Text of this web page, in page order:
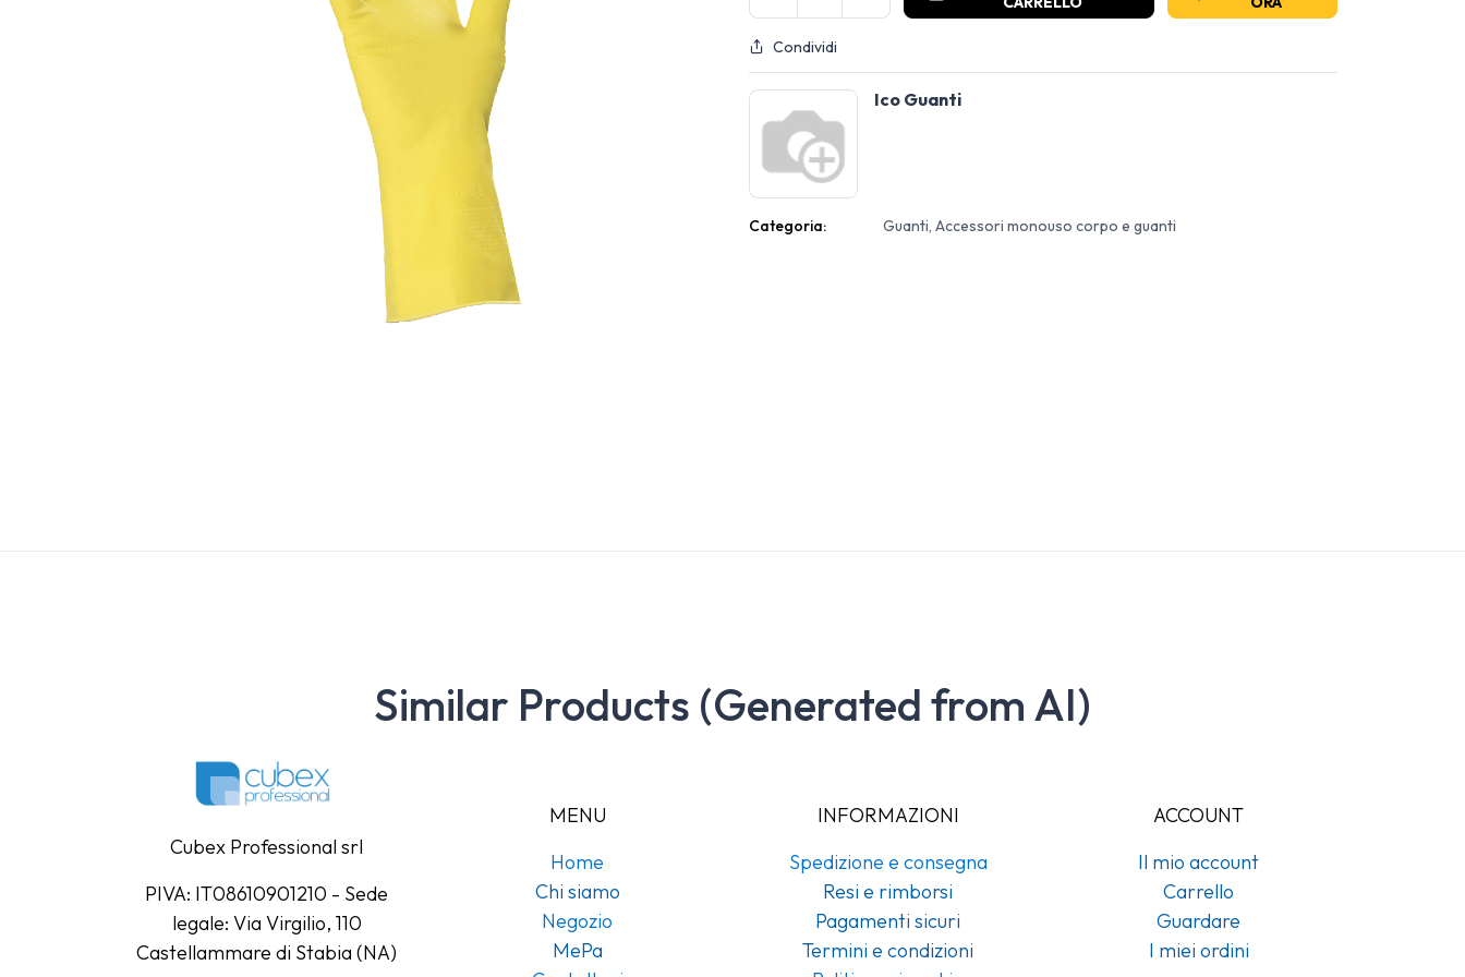
Condividi
Ico Guanti
Categoria: Guanti, Accessori monouso corpo e guanti
Similar Products (Generated from AI)
Cubex Professional srl
PIVA: IT08610901210 - Sede
legale: Via Virgilio, 110
Castellammare di Stabia (NA)
MENU
Home
Chi siamo
Negozio
MePa
INFORMAZIONI
Spedizione e consegna
Resi e rimborsi
Pagamenti sicuri
Termini e condizioni
ACCOUNT
Il mio account
Carrello
Guardare
I miei ordini